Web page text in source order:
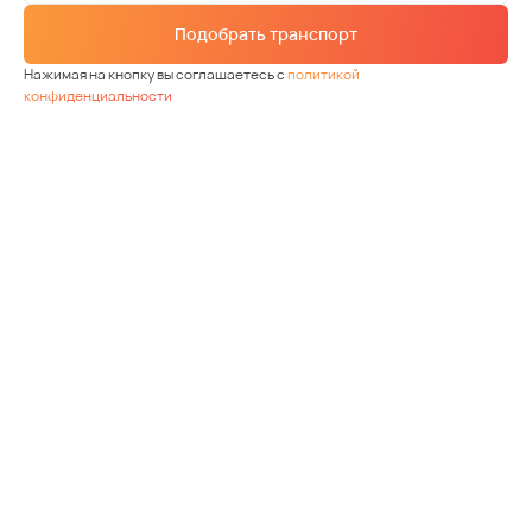
Подобрать транспорт
Нажимая на кнопку вы соглашаетесь сполитикой
конфиденциальности